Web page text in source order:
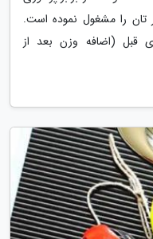
را مشغول نموده است.
قبل (اضافه وزن بعد از